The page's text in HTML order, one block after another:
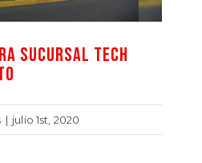
SUCURSAL TECH
| julio 1st, 2020